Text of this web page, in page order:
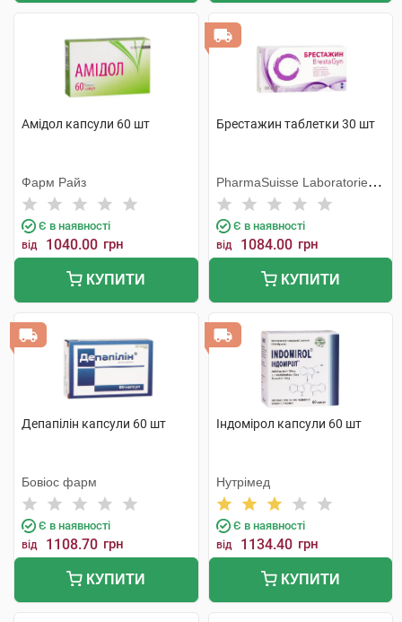
Амідол капсули 60 шт
Фарм Райз
Є в наявності
від 1040.00 грн
КУПИТИ
Брестажин таблетки 30 шт
PharmaSuisse Laboratories
SpA
Є в наявності
від 1084.00 грн
КУПИТИ
Депапілін капсули 60 шт
Бовіос фарм
Є в наявності
від 1108.70 грн
КУПИТИ
Індомірол капсули 60 шт
Нутрімед
Є в наявності
від 1134.40 грн
КУПИТИ